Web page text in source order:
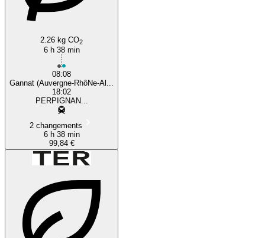
2.26 kg CO2
6 h 38 min
08:08
Gannat (Auvergne-RhôNe-Al...
18:02
PERPIGNAN...
2 changements
6 h 38 min
99,84 €